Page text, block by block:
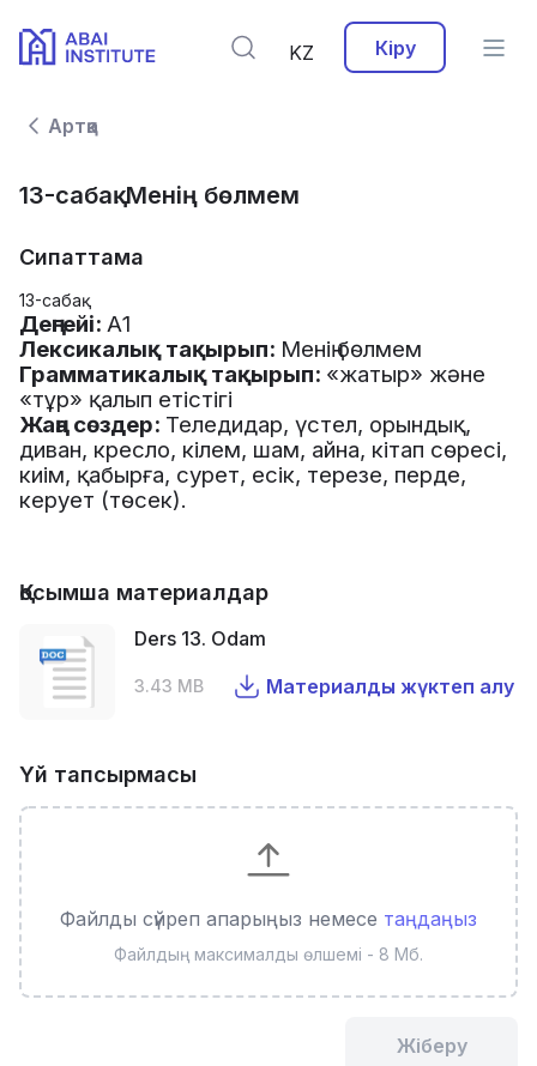
KZ Кіру
Артқа
13-сабақ. Менің бөлмем
Сипаттама
13-сабақ
Деңгейі: А1
Лексикалық тақырып: Менің бөлмем
Грамматикалық тақырып: «жатыр» және
«тұр» қалып етістігі
Жаңа сөздер: Теледидар, үстел, орындық,
диван, кресло, кілем, шам, айна, кітап сөресі,
киім, қабырға, сурет, есік, терезе, перде,
керует (төсек).
Қосымша материалдар
Ders 13. Odam
3.43 MB Материалды жүктеп алу
Үй тапсырмасы
Файлды сүйреп апарыңыз немесе таңдаңыз
Файлдың максималды өлшемі - 8 Мб.
Жіберу